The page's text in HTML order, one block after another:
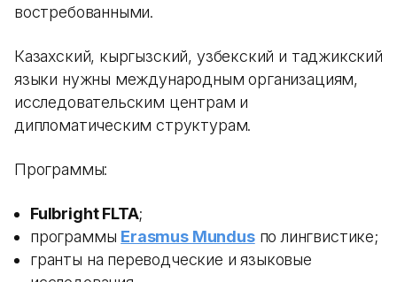
востребованными.
Казахский, кыргызский, узбекский и таджикский
языки нужны международным организациям,
исследовательским центрам и
дипломатическим структурам.
Программы:
Fulbright FLTA;
программы Erasmus Mundusпо лингвистике;
гранты на переводческие и языковые